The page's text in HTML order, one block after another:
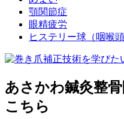
顎関節症
眼精疲労
ヒステリー球（咽喉
あさかわ鍼灸整
こちら